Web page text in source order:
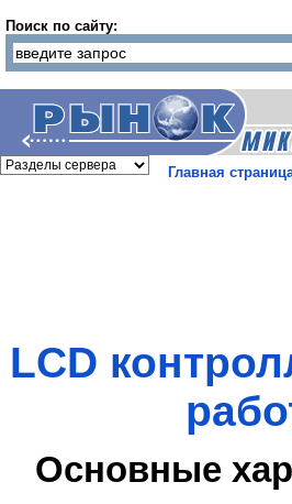
Поиск по сайту:
Главная
LCD
Основные